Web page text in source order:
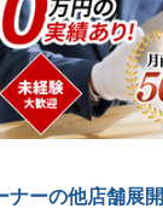
ナーの他店舗展